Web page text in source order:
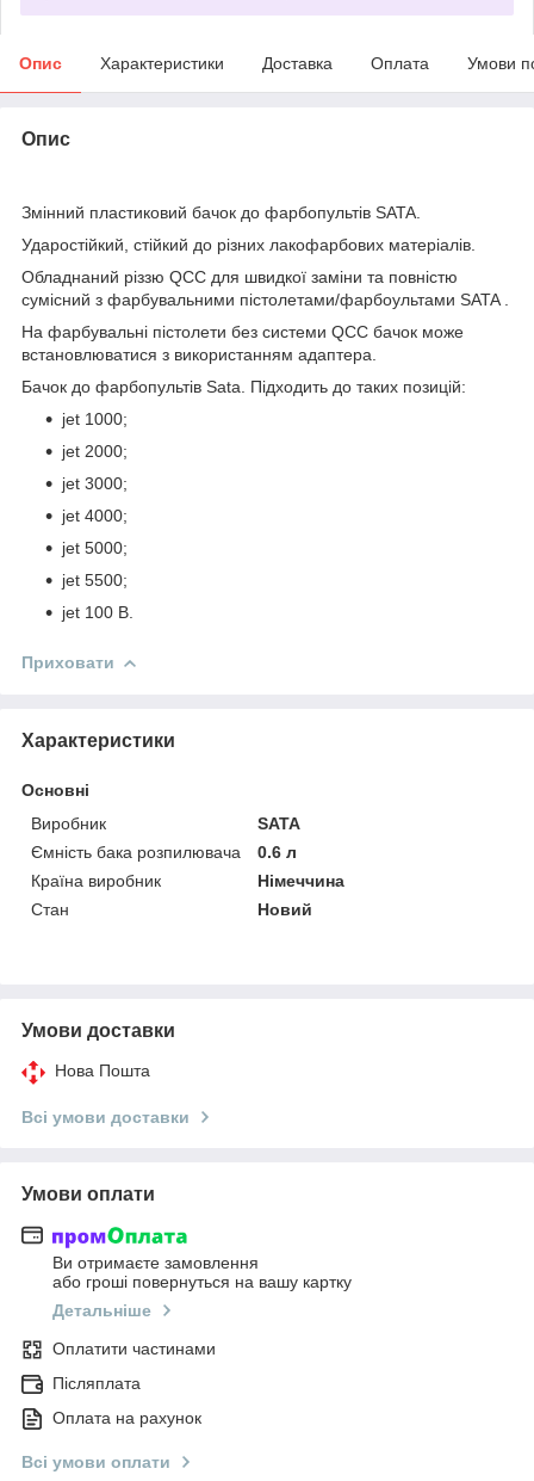
Опис Характеристики Доставка Оплата Умови
Опис
Змінний пластиковий бачок до фарбопультів SATA.
Ударостійкий, стійкий до різних лакофарбових матеріалів.
Обладнаний різзю QCC для швидкої заміни та повністю
сумісний з фарбувальними пістолетами/фарбоультами SATA .
На фарбувальні пістолети без системи QCC бачок може
встановлюватися з використанням адаптера.
Бачок до фарбопультів Sata. Підходить до таких позицій:
jet 1000;
jet 2000;
jet 3000;
jet 4000;
jet 5000;
jet 5500;
jet 100 B.
Приховати
Характеристики
Основні
Виробник
SATA
Ємність бака розпилювача
0.6 л
Країна виробник
Німеччина
Стан
Новий
Умови доставки
Нова Пошта
Всі умови доставки
Умови оплати
Ви отримаєте замовлення
або гроші повернуться на вашу картку
Детальніше
Оплатити частинами
Післяплата
Оплата на рахунок
Всі умови оплати